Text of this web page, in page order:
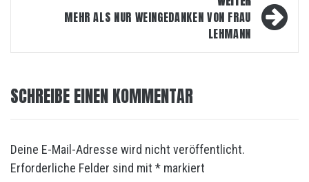
MEHR ALS NUR WEINGEDANKEN VON FRAU
LEHMANN
SCHREIBE EINEN KOMMENTAR
Deine E-Mail-Adresse wird nicht veröffentlicht.
Erforderliche Felder sind mit * markiert